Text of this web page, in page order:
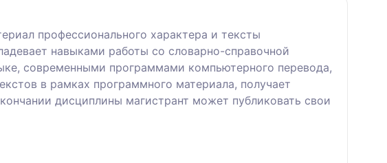
профессионального характера и тексты
навыками работы со словарно-справочной
современными программами компьютерного перевода,
в рамках программного материала, получает
дисциплины магистрант может публиковать свои